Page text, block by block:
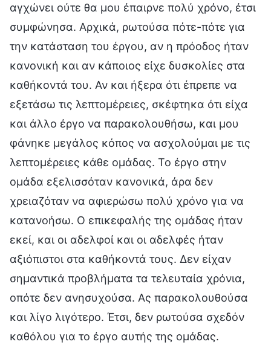
αγχώνει ούτε θα μου έπαιρνε πολύ χρόνο, έτσι
συμφώνησα. Αρχικά, ρωτούσα πότε-πότε για
την κατάσταση του έργου, αν η πρόοδος ήταν
κανονική και αν κάποιος είχε δυσκολίες στα
καθήκοντά του. Αν και ήξερα ότι έπρεπε να
εξετάσω τις λεπτομέρειες, σκέφτηκα ότι είχα
και άλλο έργο να παρακολουθήσω, και μου
φάνηκε μεγάλος κόπος να ασχολούμαι με τις
λεπτομέρειες κάθε ομάδας. Το έργο στην
ομάδα εξελισσόταν κανονικά, άρα δεν
χρειαζόταν να αφιερώσω πολύ χρόνο για να
κατανοήσω. Ο επικεφαλής της ομάδας ήταν
εκεί, και οι αδελφοί και οι αδελφές ήταν
αξιόπιστοι στα καθήκοντά τους. Δεν είχαν
σημαντικά προβλήματα τα τελευταία χρόνια,
οπότε δεν ανησυχούσα. Ας παρακολουθούσα
και λίγο λιγότερο. Έτσι, δεν ρωτούσα σχεδόν
καθόλου για το έργο αυτής της ομάδας.